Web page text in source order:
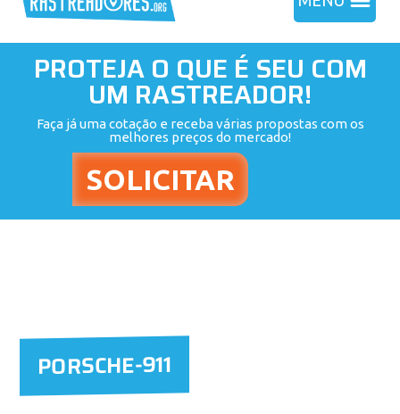
PROTEJA O QUE É SEU COM
UM RASTREADOR!
Faça já uma cotação e receba várias propostas com os
melhores preços do mercado!
PORSCHE-911